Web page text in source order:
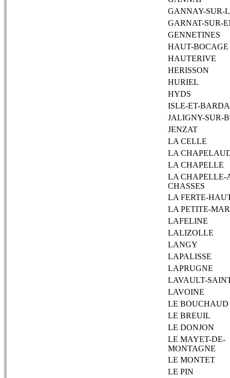
GANNAY-SUR-
GARNAT-SUR-
GENNETINES
HAUT-BOCAGE
HAUTERIVE
HERISSON
HURIEL
HYDS
ISLE-ET-
JALIGNY-SUR-
JENZAT
LA CELLE
LA
LA CHAPELLE
LA CHAPELLE-
CHASSES
LA FERTE-
LA PETITE-
LAFELINE
LALIZOLLE
LANGY
LAPALISSE
LAPRUGNE
LAVAULT-
LAVOINE
LE BOUCHAUD
LE BREUIL
LE DONJON
LE MAYET-DE-
MONTAGNE
LE MONTET
LE PIN